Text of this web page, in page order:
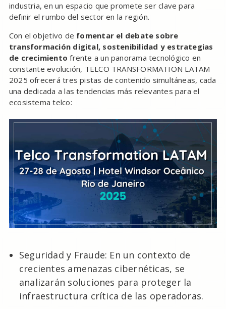
industria, en un espacio que promete ser clave para
definir el rumbo del sector en la región.
Con el objetivo de fomentar el debate sobre
transformación digital, sostenibilidad y estrategias
de crecimiento frente a un panorama tecnológico en
constante evolución, TELCO TRANSFORMATION LATAM
2025 ofrecerá tres pistas de contenido simultáneas, cada
una dedicada a las tendencias más relevantes para el
ecosistema telco:
Seguridad y Fraude: En un contexto de
crecientes amenazas cibernéticas, se
analizarán soluciones para proteger la
infraestructura crítica de las operadoras.